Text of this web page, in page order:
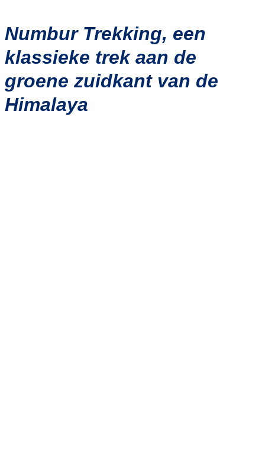
Numbur Trekking, een
klassieke trek aan de
groene zuidkant van de
Himalaya